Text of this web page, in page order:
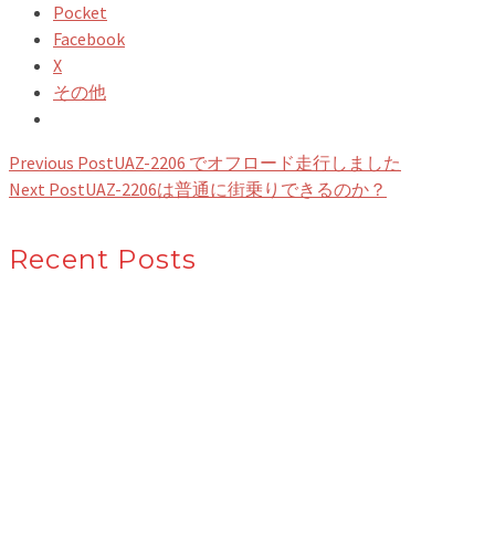
Pocket
Facebook
X
その他
Previous PostUAZ-2206 でオフロード走行しました
Next PostUAZ-2206は普通に街乗りできるのか？
Recent Posts